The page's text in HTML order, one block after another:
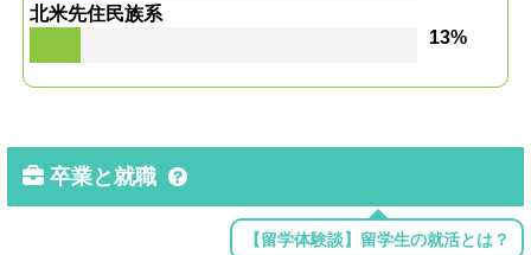
北米先住民族系
13%
卒業と就職
【留学体験談】留学生の就活とは？